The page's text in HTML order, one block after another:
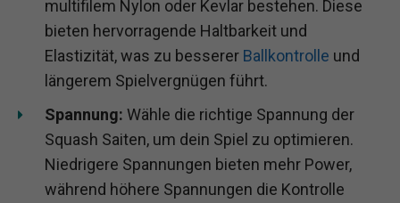
multifilem Nylon oder Kevlar bestehen. Diese
bieten hervorragende Haltbarkeit und
Elastizität, was zu besserer Ballkontrolle und
längerem Spielvergnügen führt.
Spannung: Wähle die richtige Spannung der
Squash Saiten, um dein Spiel zu optimieren.
Niedrigere Spannungen bieten mehr Power,
während höhere Spannungen die Kontrolle